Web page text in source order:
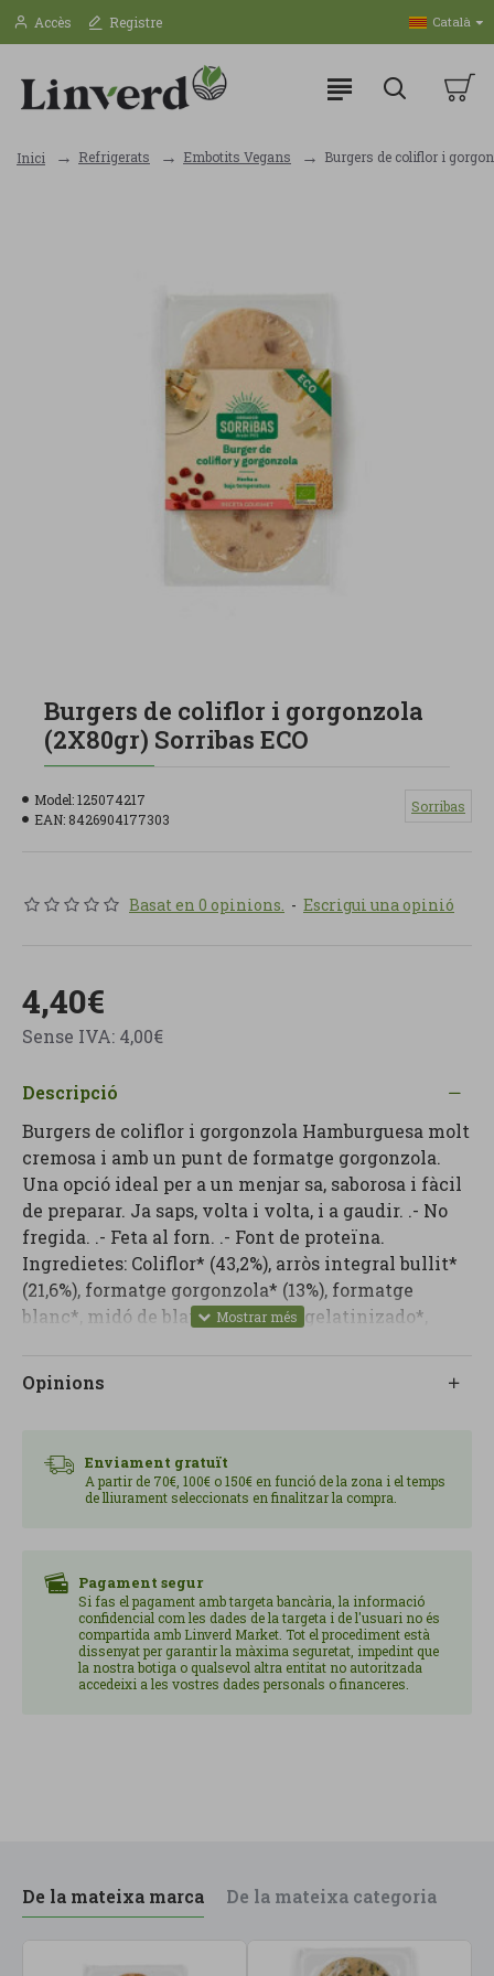
Accès Registre Català
Inici Refrigerats Embotits Vegans Burgers de coliflor i
Burgers de coliflor i gorgonzola
(2X80gr) Sorribas ECO
Model:125074217
EAN: 8426904177303
Sorribas
Basat en 0 opinions. - Escrigui una opinió
4,40€
Sense IVA: 4,00€
Enviament gratuït
A partir de 70€, 100€ o 150€ en funció de la zona i el temps
de lliurament seleccionats en finalitzar la compra.
Pagament segur
Si fas el pagament amb targeta bancària, la informació
confidencial com les dades de la targeta i de l'usuari no és
compartida amb Linverd Market. Tot el procediment està
dissenyat per garantir la màxima seguretat, impedint que
la nostra botiga o qualsevol altra entitat no autoritzada
accedeixi a les vostres dades personals o financeres.
Descripció
Burgers de coliflor i gorgonzola Hamburguesa molt
cremosa i amb un punt de formatge gorgonzola.
Una opció ideal per a un menjar sa, saborosa i fàcil
de preparar. Ja saps, volta i volta, i a gaudir. .- No
fregida. .- Feta al forn. .- Font de proteïna.
Ingredietes: Coliflor* (43,2%), arròs integral bullit*
(21,6%), formatge gorgonzola* (13%), formatge
blanc*, midó de blat de moro pregelatinizado*,
sal, nou moscada*, pebre negre*. Procedent
màxim 1 minut a 900W. INFORMACION
NUTRICIONAL Valor energètic ..........................578
....................16,7 g dels quals: sucres ...........3,5 g Fibra
alimentària ............................1,7 g
Proteïnes.......................................5,6 g
Sal................................................. 0,7 g Una vegada obert
l'envàs, consumeix en 24h. Procedent
Opinions
De la mateixa marca De la mateixa categoria